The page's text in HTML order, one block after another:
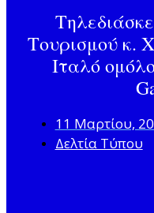
Τουρισμού κ.
Ιταλό
11 Μαρτίου,
Δελτία Τύπου